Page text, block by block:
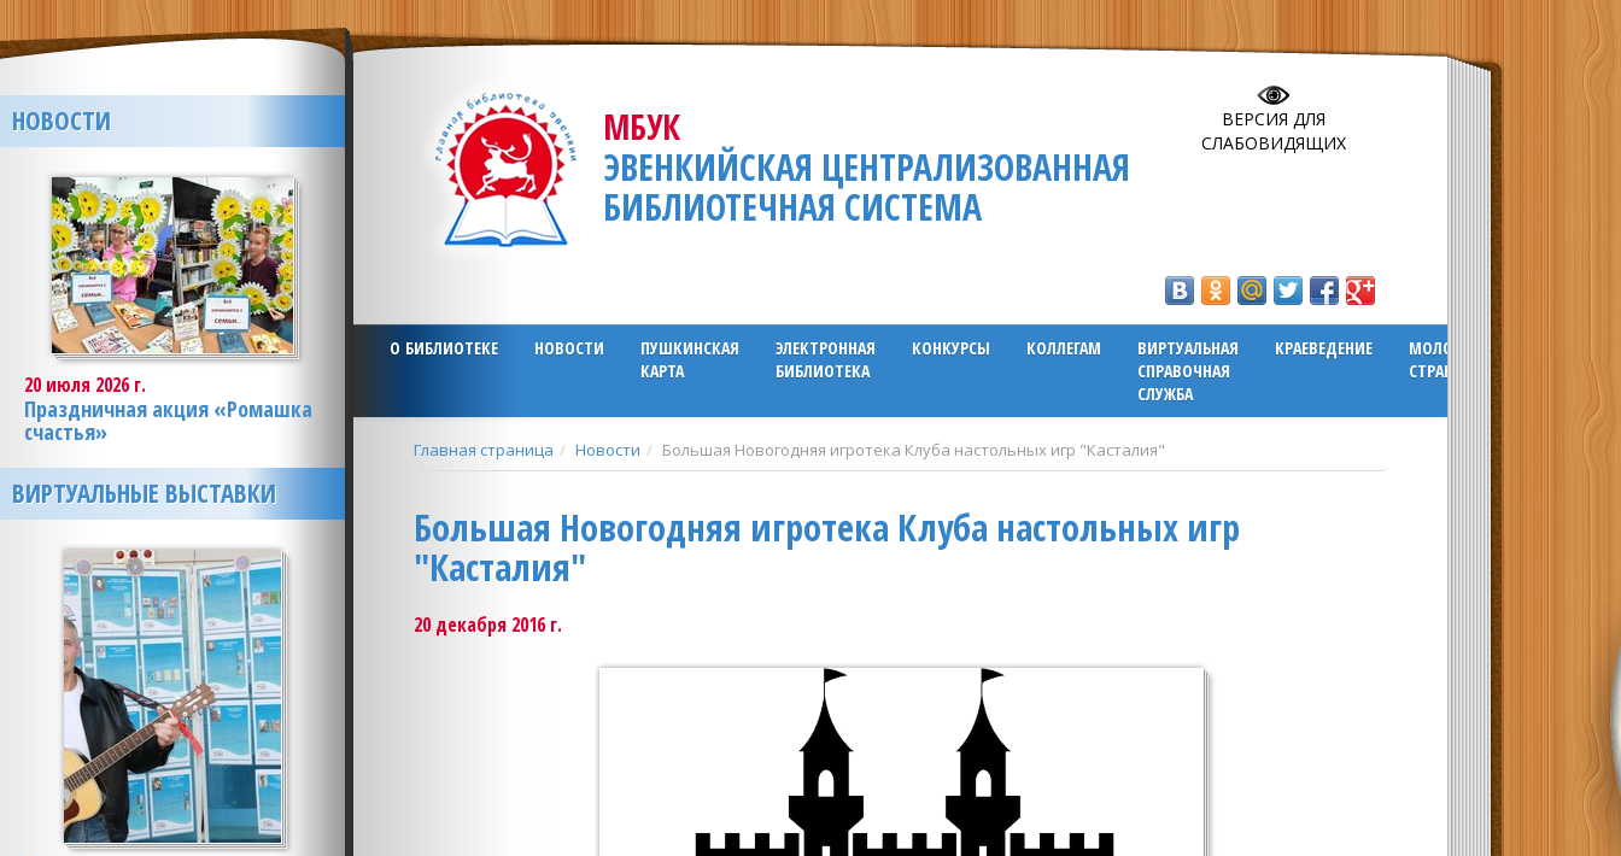
МБУК
ЭВЕНКИЙСКАЯ ЦЕНТРАЛИЗОВАННАЯ
БИБЛИОТЕЧНАЯ СИСТЕМА
ВЕРСИЯ ДЛЯ
СЛАБОВИДЯЩИХ
О БИБЛИОТЕКЕ НОВОСТИ
ПУШКИНСКАЯ
КАРТА
ЭЛЕКТРОННАЯ
БИБЛИОТЕКА
КОНКУРСЫ КОЛЛЕГАМ
ВИРТУАЛЬНАЯ
СПРАВОЧНАЯ
СЛУЖБА
КРАЕВЕДЕНИЕ
МОЛОДЕЖНАЯ
СТРАНИЧКА
Главная страница Новости Большая Новогодняя игротека Клуба настольных игр "Касталия"
Большая Новогодняя игротека Клуба настольных игр
"Касталия"
20 декабря 2016 г.
НОВОСТИ
20 июля 2026 г.
Праздничная акция «Ромашка
счастья»
ВИРТУАЛЬНЫЕ ВЫСТАВКИ